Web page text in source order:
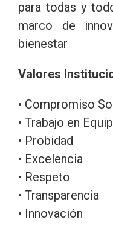
para todas y
marco de
bienestar
Valores
• Compromiso
• Trabajo en
• Probidad
• Excelencia
• Respeto
• Transparencia
• Innovación